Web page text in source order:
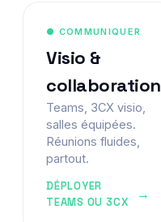
● COMMUNIQUER
Visio &
collaboration
Teams, 3CX visio,
salles équipées.
Réunions fluides,
partout.
DÉPLOYER
TEAMS OU 3CX